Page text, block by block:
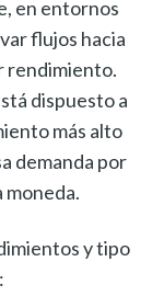
en entornos
flujos hacia
rendimiento.
dispuesto a
más alto
demanda por
moneda.
y tipo